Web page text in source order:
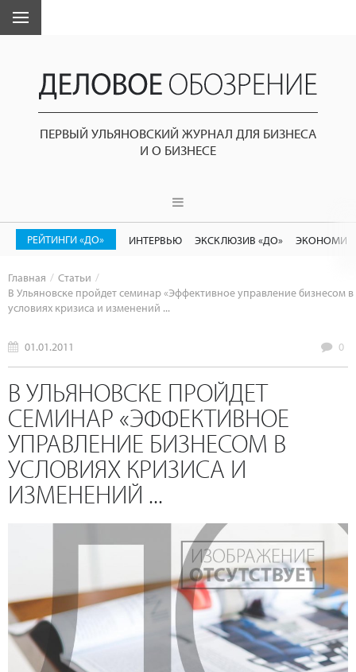
ПЕРВЫЙ УЛЬЯНОВСКИЙ ЖУРНАЛ ДЛЯ БИЗНЕСА
И О БИЗНЕСЕ
РЕЙТИНГИ «ДО» ИНТЕРВЬЮ ЭКСКЛЮЗИВ «ДО»
Главная
Статьи
В Ульяновске пройдет семинар «Эффективное управление бизнесом в
условиях кризиса и изменений ...
01.01.2011 0
В УЛЬЯНОВСКЕ ПРОЙДЕТ
СЕМИНАР «ЭФФЕКТИВНОЕ
УПРАВЛЕНИЕ БИЗНЕСОМ В
УСЛОВИЯХ КРИЗИСА И
ИЗМЕНЕНИЙ ...